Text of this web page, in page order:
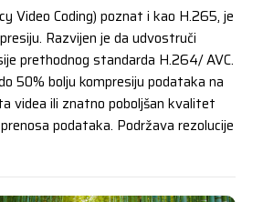
Video Coding) poznat i kao H.265, je
Razvijen je da udvostruči
prethodnog standarda H.264/ AVC.
50% bolju kompresiju podataka na
videa ili znatno poboljšan kvalitet
podataka. Podržava rezolucije